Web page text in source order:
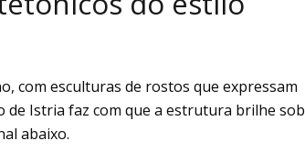
com esculturas de rostos que expressam
de Istria faz com que a estrutura brilhe sob
abaixo.